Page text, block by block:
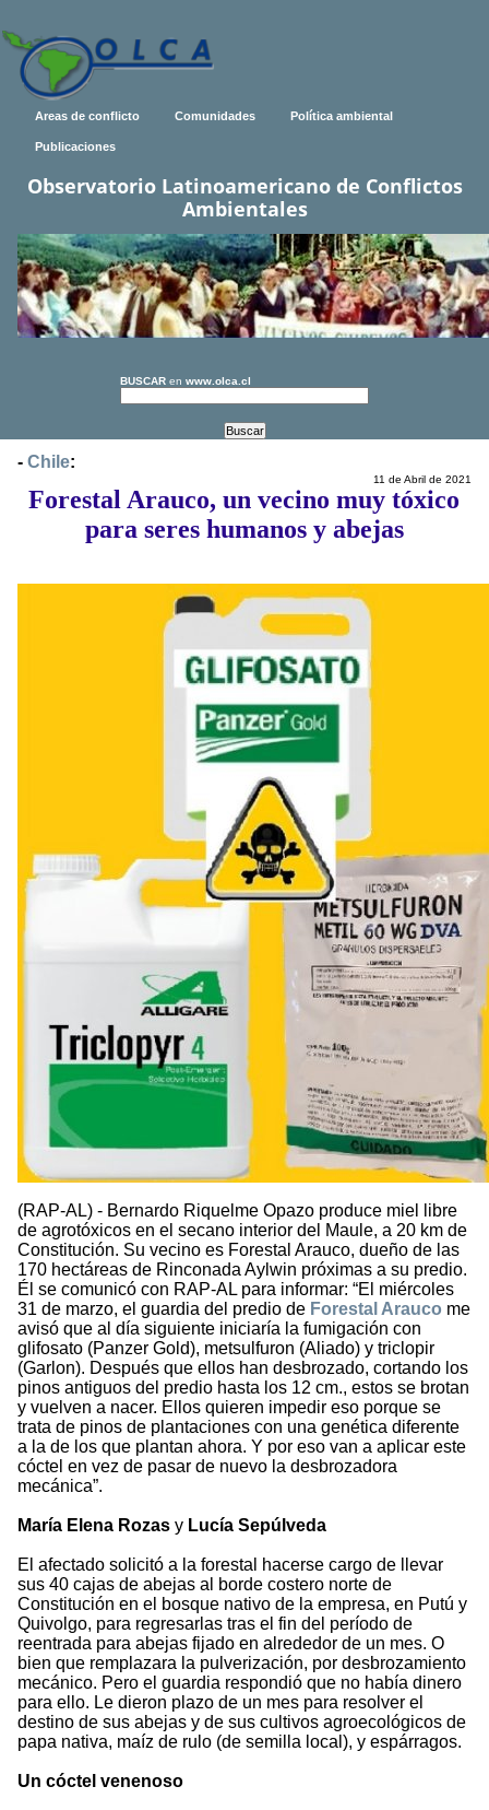
Areas de conflicto Comunidades Política ambiental
Publicaciones
Observatorio Latinoamericano de Conflictos
Ambientales
BUSCAR en www.olca.cl
- Chile:
11 de Abril de 2021
Forestal Arauco, un vecino muy tóxico
para seres humanos y abejas
(RAP-AL) - Bernardo Riquelme Opazo produce miel libre
de agrotóxicos en el secano interior del Maule, a 20 km de
Constitución. Su vecino es Forestal Arauco, dueño de las
170 hectáreas de Rinconada Aylwin próximas a su predio.
Él se comunicó con RAP-AL para informar: “El miércoles
31 de marzo, el guardia del predio de Forestal Arauco me
avisó que al día siguiente iniciaría la fumigación con
glifosato (Panzer Gold), metsulfuron (Aliado) y triclopir
(Garlon). Después que ellos han desbrozado, cortando los
pinos antiguos del predio hasta los 12 cm., estos se brotan
y vuelven a nacer. Ellos quieren impedir eso porque se
trata de pinos de plantaciones con una genética diferente
a la de los que plantan ahora. Y por eso van a aplicar este
cóctel en vez de pasar de nuevo la desbrozadora
mecánica”.
María Elena Rozas y Lucía Sepúlveda
El afectado solicitó a la forestal hacerse cargo de llevar
sus 40 cajas de abejas al borde costero norte de
Constitución en el bosque nativo de la empresa, en Putú y
Quivolgo, para regresarlas tras el fin del período de
reentrada para abejas fijado en alrededor de un mes. O
bien que remplazara la pulverización, por desbrozamiento
mecánico. Pero el guardia respondió que no había dinero
para ello. Le dieron plazo de un mes para resolver el
destino de sus abejas y de sus cultivos agroecológicos de
papa nativa, maíz de rulo (de semilla local), y espárragos.
Un cóctel venenoso